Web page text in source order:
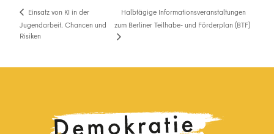
Einsatz von KI in der
Jugendarbeit. Chancen und
Risiken
Halbtägige Informationsveranstaltungen
zum Berliner Teilhabe- und Förderplan (BTF)